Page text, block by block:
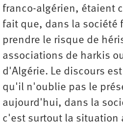
franco-algérien, étaient
fait que, dans la société
prendre le risque de
associations de harkis
d'Algérie. Le discours
qu'il n'oublie pas le
aujourd'hui, dans la
c'est surtout la situation